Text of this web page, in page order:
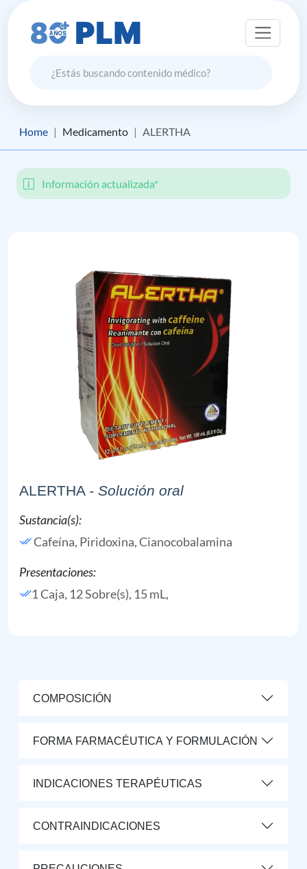
Home Medicamento ALERTHA
Información actualizada*
ALERTHA - Solución oral
Sustancia(s):
Cafeína, Piridoxina,Cianocobalamina
Presentaciones:
1 Caja, 12 Sobre(s), 15 mL,
COMPOSICIÓN
FORMA FARMACÉUTICA Y FORMULACIÓN
INDICACIONES TERAPÉUTICAS
CONTRAINDICACIONES